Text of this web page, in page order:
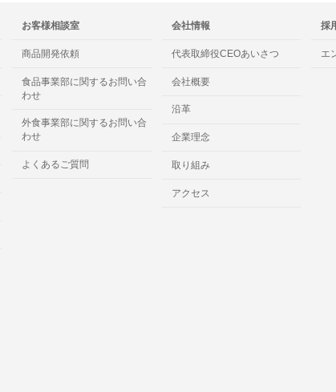
お客様相談室
商品開発依頼
食品事業部に関するお問い合
わせ
外食事業部に関するお問い合
わせ
よくあるご質問
会社情報
代表取締役CEOあいさつ
会社概要
沿革
企業理念
取り組み
アクセス
採
エ